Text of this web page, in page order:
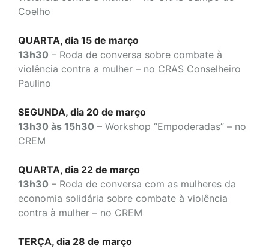
Coelho
QUARTA, dia 15 de março
13h30 – Roda de conversa sobre combate à
violência contra a mulher – no CRAS Conselheiro
Paulino
SEGUNDA, dia 20 de março
13h30 às 15h30 – Workshop “Empoderadas” – no
CREM
QUARTA, dia 22 de março
13h30 – Roda de conversa com as mulheres da
economia solidária sobre combate à violência
contra à mulher – no CREM
TERÇA, dia 28 de março